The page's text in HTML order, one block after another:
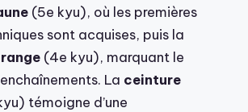
(5e kyu), où les premières
sont acquises, puis la
(4e kyu), marquant le
La ceinture
témoigne d’une